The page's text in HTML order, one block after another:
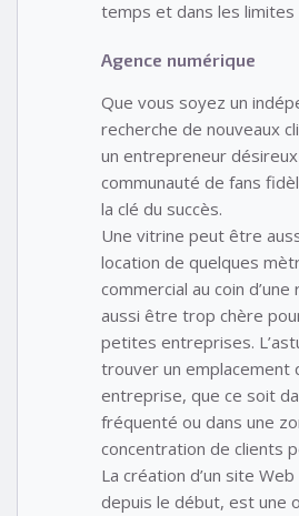
temps et dans les limites
Agence numérique
Que vous soyez un
recherche de nouveaux
un entrepreneur
communauté de fans
la clé du succès.
Une vitrine peut être
location de quelques
commercial au coin
aussi être trop chère
petites entreprises.
trouver un emplacement
entreprise, que ce soit
fréquenté ou dans une
concentration de clients
La création d’un site
depuis le début, est une